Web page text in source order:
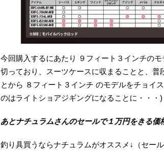
今回購入するにあたり ９フィート３インチの
切っており、スーツケースに収まることと、
とから ８フィート３インチ のモデルをチョイ
のはライトショアジギングになることに・・・)
あとナチュラムさんのセールで１万円をきる価
釣り具買うならナチュラムがオススメ↓（セール